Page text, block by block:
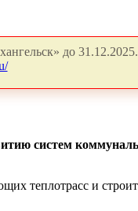
до 31.12.2025.
систем
теплотрасс и